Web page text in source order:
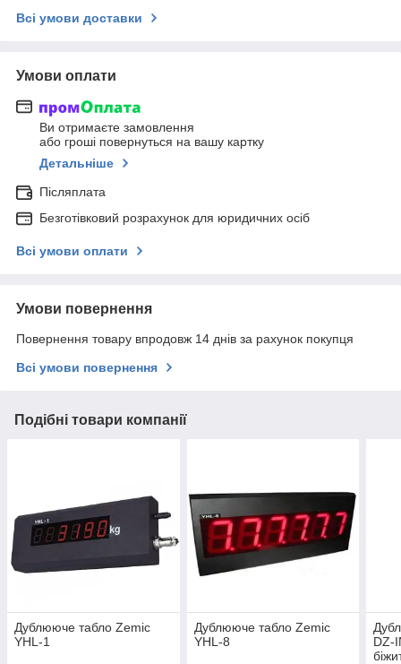
Всі умови доставки
Умови оплати
Ви отримаєте замовлення
або гроші повернуться на вашу картку
Детальніше
Післяплата
Безготівковий розрахунок для юридичних осіб
Всі умови оплати
Умови повернення
Повернення товару впродовж 14 днів за рахунок покупця
Всі умови повернення
Подібні товари компанії
Дублююче табло Zemic
YHL-1
Дублююче табло Zemic
YHL-8
DZ-